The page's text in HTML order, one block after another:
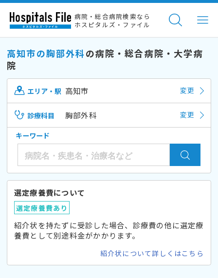
病院・総合病院検索なら
ホスピタルズ・ファイル
高知市の胸部外科の病院・総合病院・大学病
院
エリア・駅 高知市 変更
診療科目 胸部外科 変更
キーワード
選定療養費について
選定療養費あり
紹介状を持たずに受診した場合、診療費の他に選定療
養費として別途料金がかかります。
紹介状について詳しくはこちら